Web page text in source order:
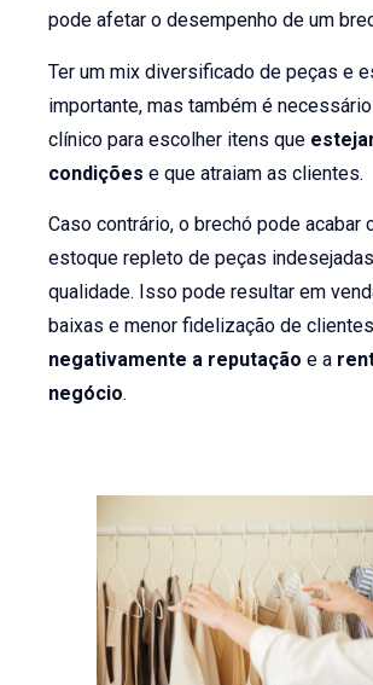
pode afetar o desempenho de um
Ter um mix diversificado de peças e
importante, mas também é
clínico para escolher itens que
condições e que atraiam as clientes.
Caso contrário, o brechó pode acabar
estoque repleto de peças
qualidade. Isso pode resultar em
baixas e menor fidelização de
negativamente a reputação e a
negócio.